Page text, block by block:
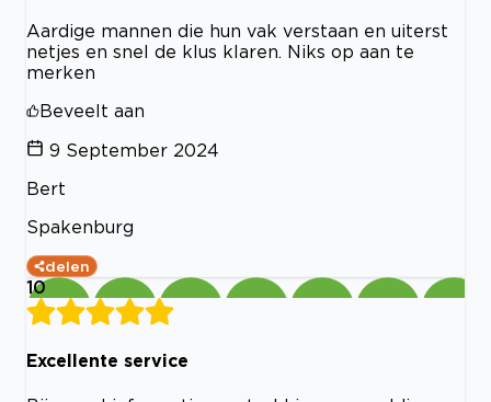
Aardige mannen die hun vak verstaan en uiterst
netjes en snel de klus klaren. Niks op aan te
merken
Beveelt aan
9 September 2024
Bert
Spakenburg
delen
10
Excellente service